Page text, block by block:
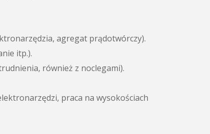
agregat prądotwórczy).
itp.).
również z noclegami).
praca na wysokościach